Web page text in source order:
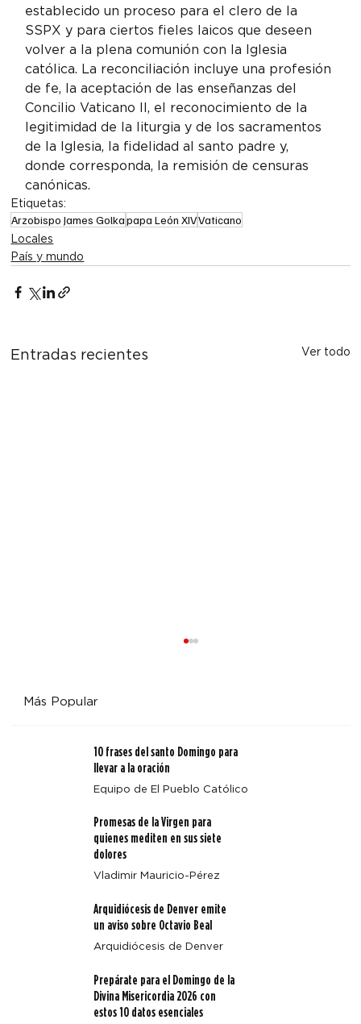
establecido un proceso para el clero de la
SSPX y para ciertos fieles laicos que deseen
volver a la plena comunión con la Iglesia
católica. La reconciliación incluye una profesión
de fe, la aceptación de las enseñanzas del
Concilio Vaticano II, el reconocimiento de la
legitimidad de la liturgia y de los sacramentos
de la Iglesia, la fidelidad al santo padre y,
donde corresponda, la remisión de censuras
canónicas.
Etiquetas:
Arzobispo James Golka papa León XIVVaticano
Locales
País y mundo
Entradas recientes Ver todo
Arquidiócesis de Denver emite un aviso sobre Octavio
Más Popular
10 frases del santo Domingo para
llevar a la oración
Equipo de El Pueblo Católico
Promesas de la Virgen para
quienes mediten en sus siete
dolores
Vladimir Mauricio-Pérez
Arquidiócesis de Denver emite
un aviso sobre Octavio Beal
Arquidiócesis de Denver
Prepárate para el Domingo de la
Divina Misericordia 2026 con
estos 10 datos esenciales